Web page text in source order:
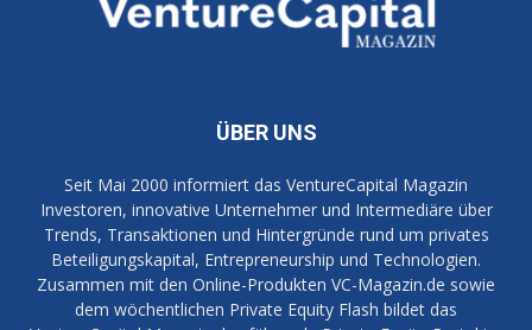
ÜBER UNS
Seit Mai 2000 informiert das VentureCapital Magazin
Investoren, innovative Unternehmer und Intermediäre über
Trends, Transaktionen und Hintergründe rund um privates
Beteiligungskapital, Entrepreneurship und Technologien.
Zusammen mit den Online-Produkten VC-Magazin.de sowie
dem wöchentlichen Private Equity Flash bildet das